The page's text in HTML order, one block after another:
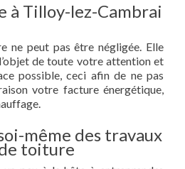
à Tilloy-lez-Cambrai
ne peut pas être négligée. Elle
de toute votre attention et
possible, ceci afin de ne pas
votre facture énergétique,
même des travaux
toiture